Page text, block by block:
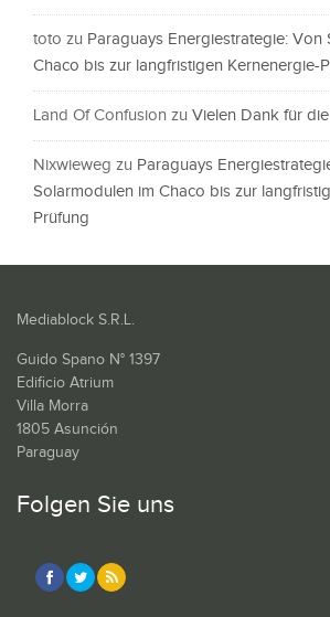
toto zu Paraguays Energiestrategie: Von
Chaco bis zur langfristigen Kernenergie-
Land Of Confusion zu Vielen Dank für
Nixwieweg zu Paraguays
Solarmodulen im Chaco bis zur
Prüfung
Mediablock S.R.L.
Guido Spano N° 1397
Edificio Atrium
Villa Morra
1805 Asunción
Paraguay
Folgen Sie uns